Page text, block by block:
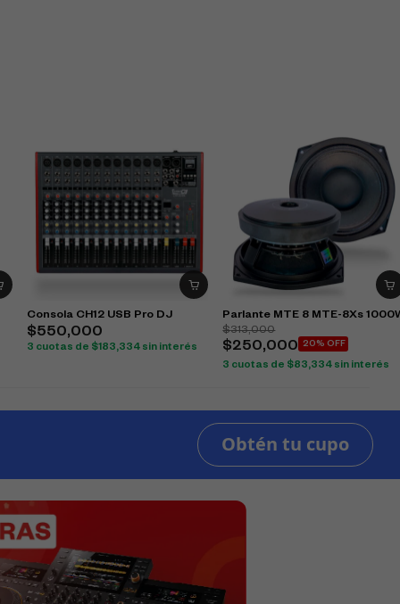
Consola CH12 USB Pro DJ
$550,000
3 cuotas de $183,334 sin interés
Parlante MTE 8 MTE-8Xs
$313,000
$250,000 20% OFF
3 cuotas de $83,334 sin interés